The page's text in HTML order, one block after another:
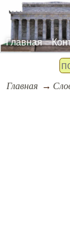
Главная
Главная